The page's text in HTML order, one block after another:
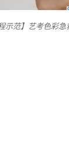
示范】艺考色彩